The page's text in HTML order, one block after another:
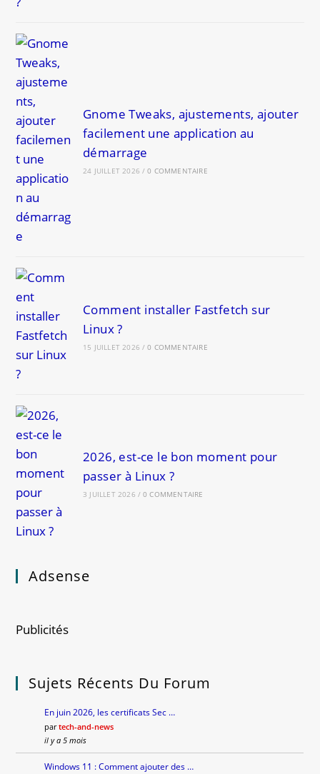
Gnome Tweaks, ajustements, ajouter
facilement une application au
démarrage
24 JUILLET 2026 / 0 COMMENTAIRE
Comment installer Fastfetch sur
Linux ?
15 JUILLET 2026 / 0 COMMENTAIRE
2026, est-ce le bon moment pour
passer à Linux ?
3 JUILLET 2026 / 0 COMMENTAIRE
Adsense
Publicités
Sujets Récents Du Forum
En juin 2026, les certificats Sec …
partech-and-news
il y a 5 mois
Windows 11 : Comment ajouter des …